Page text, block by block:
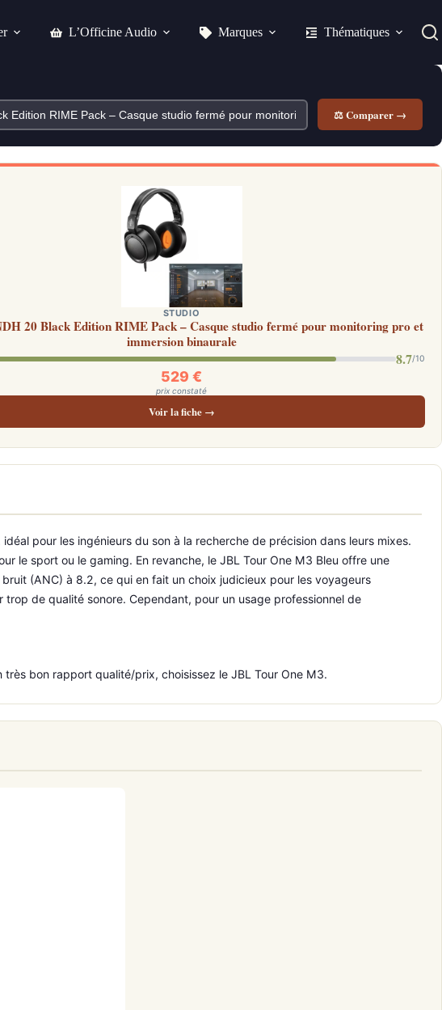
L’Officine Audio Marques Thématiques
⚖ Comparer →
STUDIO
20 Black Edition RIME Pack – Casque studio fermé pour monitoring pro et
immersion binaurale
8.7/10
529 €
prix constaté
Voir la fiche →
pour les ingénieurs du son à la recherche de précision dans leurs mixes.
le sport ou le gaming. En revanche, le JBL Tour One M3 Bleu offre une
(ANC) à 8.2, ce qui en fait un choix judicieux pour les voyageurs
de qualité sonore. Cependant, pour un usage professionnel de
bon rapport qualité/prix, choisissez le JBL Tour One M3.